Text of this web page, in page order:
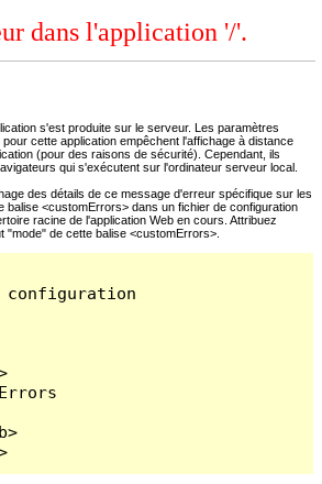
dans l'application '/'.
s'est produite sur le serveur. Les paramètres
cette application empêchent l'affichage à distance
(pour des raisons de sécurité). Cependant, ils
qui s'exécutent sur l'ordinateur serveur local.
des détails de ce message d'erreur spécifique sur les
balise <customErrors> dans un fichier de configuration
racine de l'application Web en cours. Attribuez
"mode" de cette balise <customErrors>.